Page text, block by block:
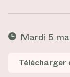
Mardi 5
Télécharger